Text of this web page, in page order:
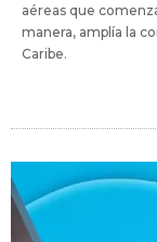
aéreas que
manera, amplía la
Caribe.